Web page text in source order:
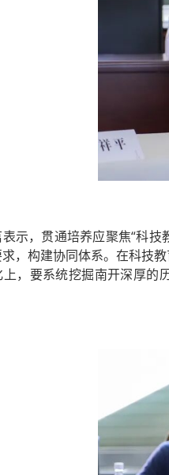
示，贯通培养应聚焦“科技
，构建协同体系。在科技
，要系统挖掘南开深厚的